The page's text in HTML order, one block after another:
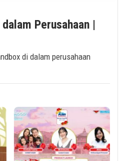
Perusahaan |
di dalam perusahaan